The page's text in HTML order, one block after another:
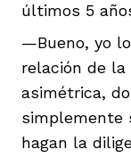
últimos 5
—Bueno, yo
relación de
asimétrica,
simplemente
hagan la